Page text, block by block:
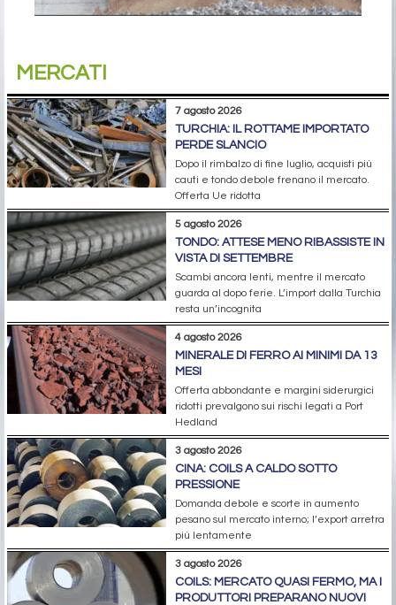
MERCATI
7 agosto 2026
TURCHIA: IL ROTTAME IMPORTATO
PERDE SLANCIO
Dopo il rimbalzo di fine luglio, acquisti più
cauti e tondo debole frenano il mercato.
Offerta Ue ridotta
5 agosto 2026
TONDO: ATTESE MENO RIBASSISTE IN
VISTA DI SETTEMBRE
Scambi ancora lenti, mentre il mercato
guarda al dopo ferie. L’import dalla Turchia
resta un’incognita
4 agosto 2026
MINERALE DI FERRO AI MINIMI DA 13
MESI
Offerta abbondante e margini siderurgici
ridotti prevalgono sui rischi legati a Port
Hedland
3 agosto 2026
CINA: COILS A CALDO SOTTO
PRESSIONE
Domanda debole e scorte in aumento
pesano sul mercato interno; l’export arretra
più lentamente
3 agosto 2026
COILS: MERCATO QUASI FERMO, MA I
PRODUTTORI PREPARANO NUOVI